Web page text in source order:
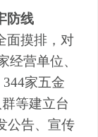
防线
面摸排， 对
经营单位、
344家五金
等建立台
公告、宣传